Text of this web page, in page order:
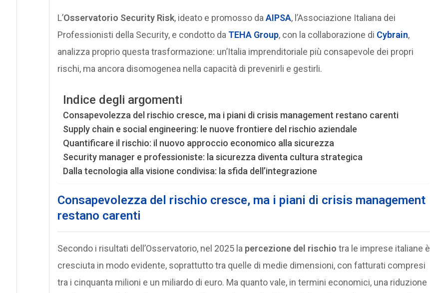
L’Osservatorio Security Risk, ideato e promosso da AIPSA, l’Associazione Italiana dei
Professionisti della Security, e condotto da TEHA Group, con la collaborazione di Cybrain,
analizza proprio questa trasformazione: un’Italia imprenditoriale più consapevole dei propri
rischi, ma ancora disomogenea nella capacità di prevenirli e gestirli.
Indice degli argomenti
Consapevolezza del rischio cresce, ma i piani di crisis management restano carenti
Supply chain e social engineering: le nuove frontiere del rischio aziendale
Quantificare il rischio: il nuovo approccio economico alla sicurezza
Security manager e professioniste: la sicurezza diventa cultura strategica
Dalla tecnologia alla visione condivisa: la sfida dell’integrazione
Consapevolezza del rischio cresce, ma i piani di crisis management
restano carenti
Secondo i risultati dell’Osservatorio, nel 2025 la percezione del rischio tra le imprese italiane è
cresciuta in modo evidente, soprattutto tra quelle di medie dimensioni, con fatturati compresi
tra i cinquanta milioni e un miliardo di euro. Ma quanto vale, in termini economici, una riduzione